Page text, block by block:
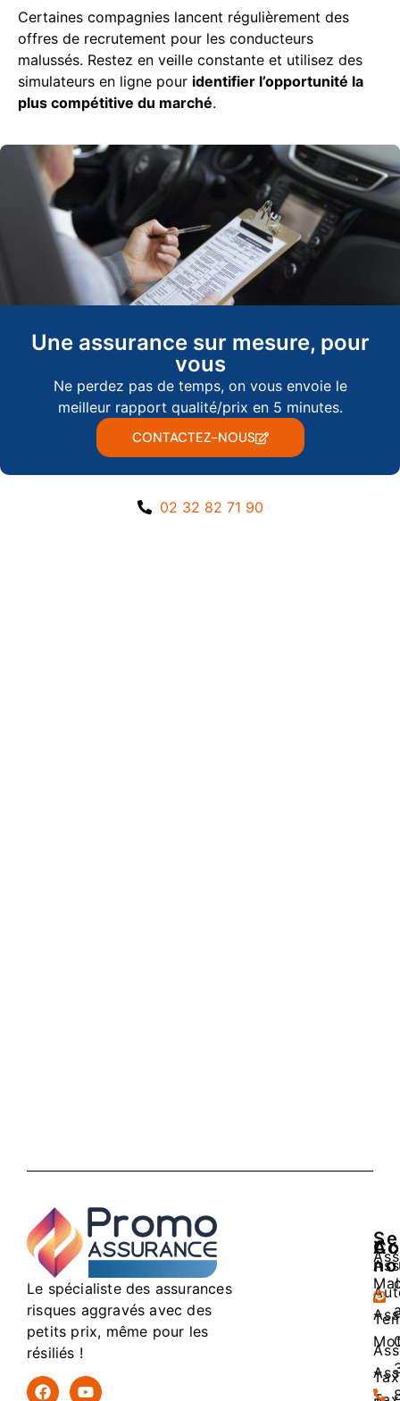
Certaines compagnies lancent régulièrement des
offres de recrutement pour les conducteurs
malussés. Restez en veille constante et utilisez des
simulateurs en ligne pour identifier l’opportunité la
plus compétitive du marché.
Une assurance sur mesure, pour
vous
Ne perdez pas de temps, on vous envoie le
meilleur rapport qualité/prix en 5 minutes.
CONTACTEZ-NOUS
02 32 82 71 90
Le spécialiste des assurances
risques aggravés avec des
petits prix, même pour les
résiliés !